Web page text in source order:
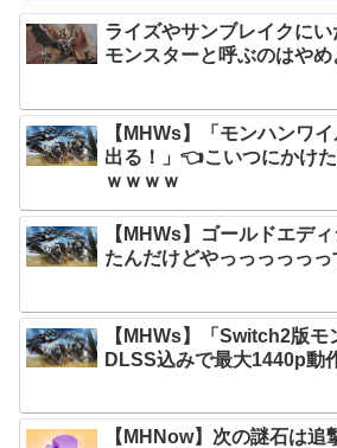
ライズやサンブレイクに
モンスターと呼ぶのはやめ
【MHWs】「モンハンワ
出る！」👈こいつにかけ
ｗｗｗｗ
【MHWs】ゴールドエデ
たんだけどやっっっっっ
【MHWs】「Switch2版モ
DLSS込みで最大1440p動
【MHNow】次の謎石は追